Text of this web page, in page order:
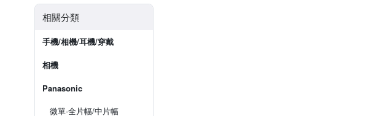
相關分類
手機/相機/耳機/穿戴
相機
Panasonic
微單-全片幅/中片幅